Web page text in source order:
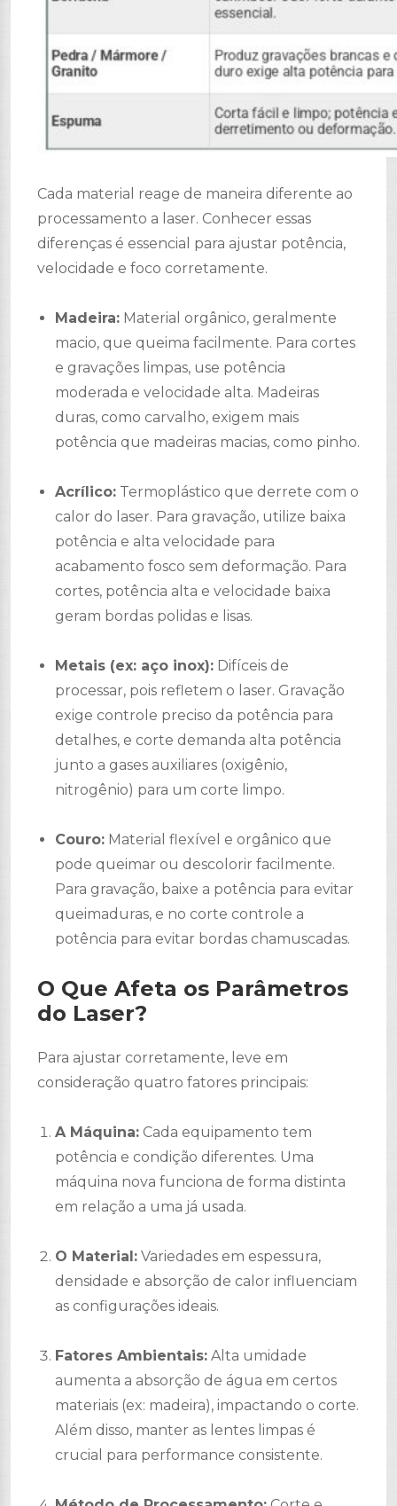
Cada material reage de maneira diferente ao
processamento a laser. Conhecer essas
diferenças é essencial para ajustar potência,
velocidade e foco corretamente.
Madeira: Material orgânico, geralmente
macio, que queima facilmente. Para cortes
e gravações limpas, use potência
moderada e velocidade alta. Madeiras
duras, como carvalho, exigem mais
potência que madeiras macias, como pinho.
Acrílico: Termoplástico que derrete com o
calor do laser. Para gravação, utilize baixa
potência e alta velocidade para
acabamento fosco sem deformação. Para
cortes, potência alta e velocidade baixa
geram bordas polidas e lisas.
Metais (ex: aço inox): Difíceis de
processar, pois refletem o laser. Gravação
exige controle preciso da potência para
detalhes, e corte demanda alta potência
junto a gases auxiliares (oxigênio,
nitrogênio) para um corte limpo.
Couro: Material flexível e orgânico que
pode queimar ou descolorir facilmente.
Para gravação, baixe a potência para evitar
queimaduras, e no corte controle a
potência para evitar bordas chamuscadas.
O Que Afeta os Parâmetros
do Laser?
Para ajustar corretamente, leve em
consideração quatro fatores principais:
A Máquina: Cada equipamento tem
potência e condição diferentes. Uma
máquina nova funciona de forma distinta
em relação a uma já usada.
O Material: Variedades em espessura,
densidade e absorção de calor influenciam
as configurações ideais.
Fatores Ambientais: Alta umidade
aumenta a absorção de água em certos
materiais (ex: madeira), impactando o corte.
Além disso, manter as lentes limpas é
crucial para performance consistente.